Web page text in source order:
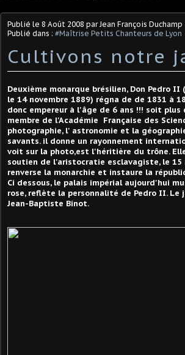
Publié le 8 Août 2008 par Jean François Duchamp
Publié dans : #Maîtrise Petits Chanteurs de Lyon
Cultivons notre
Deuxième monarque brésilien, Don Pedro
le 14 novembre 1889) régna de de 1831 à
donc empereur à l'âge de 6 ans !!! soit
membre de l'Académie Française des
photographie, l' astronomie et la
savants. il donne un rayonnement
voit sur la photo,est l'héritière du trône.
soutien de l'aristocratie esclavagiste, le 15
renverse la monarchie et instaure la
Ci dessous, le palais impérial aujourd'hui
rose, reflète la personnalité de Pedro II.
Jean-Baptiste Binot.